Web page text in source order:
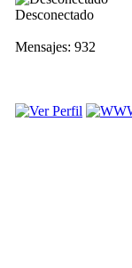
Desconectado
Mensajes: 932